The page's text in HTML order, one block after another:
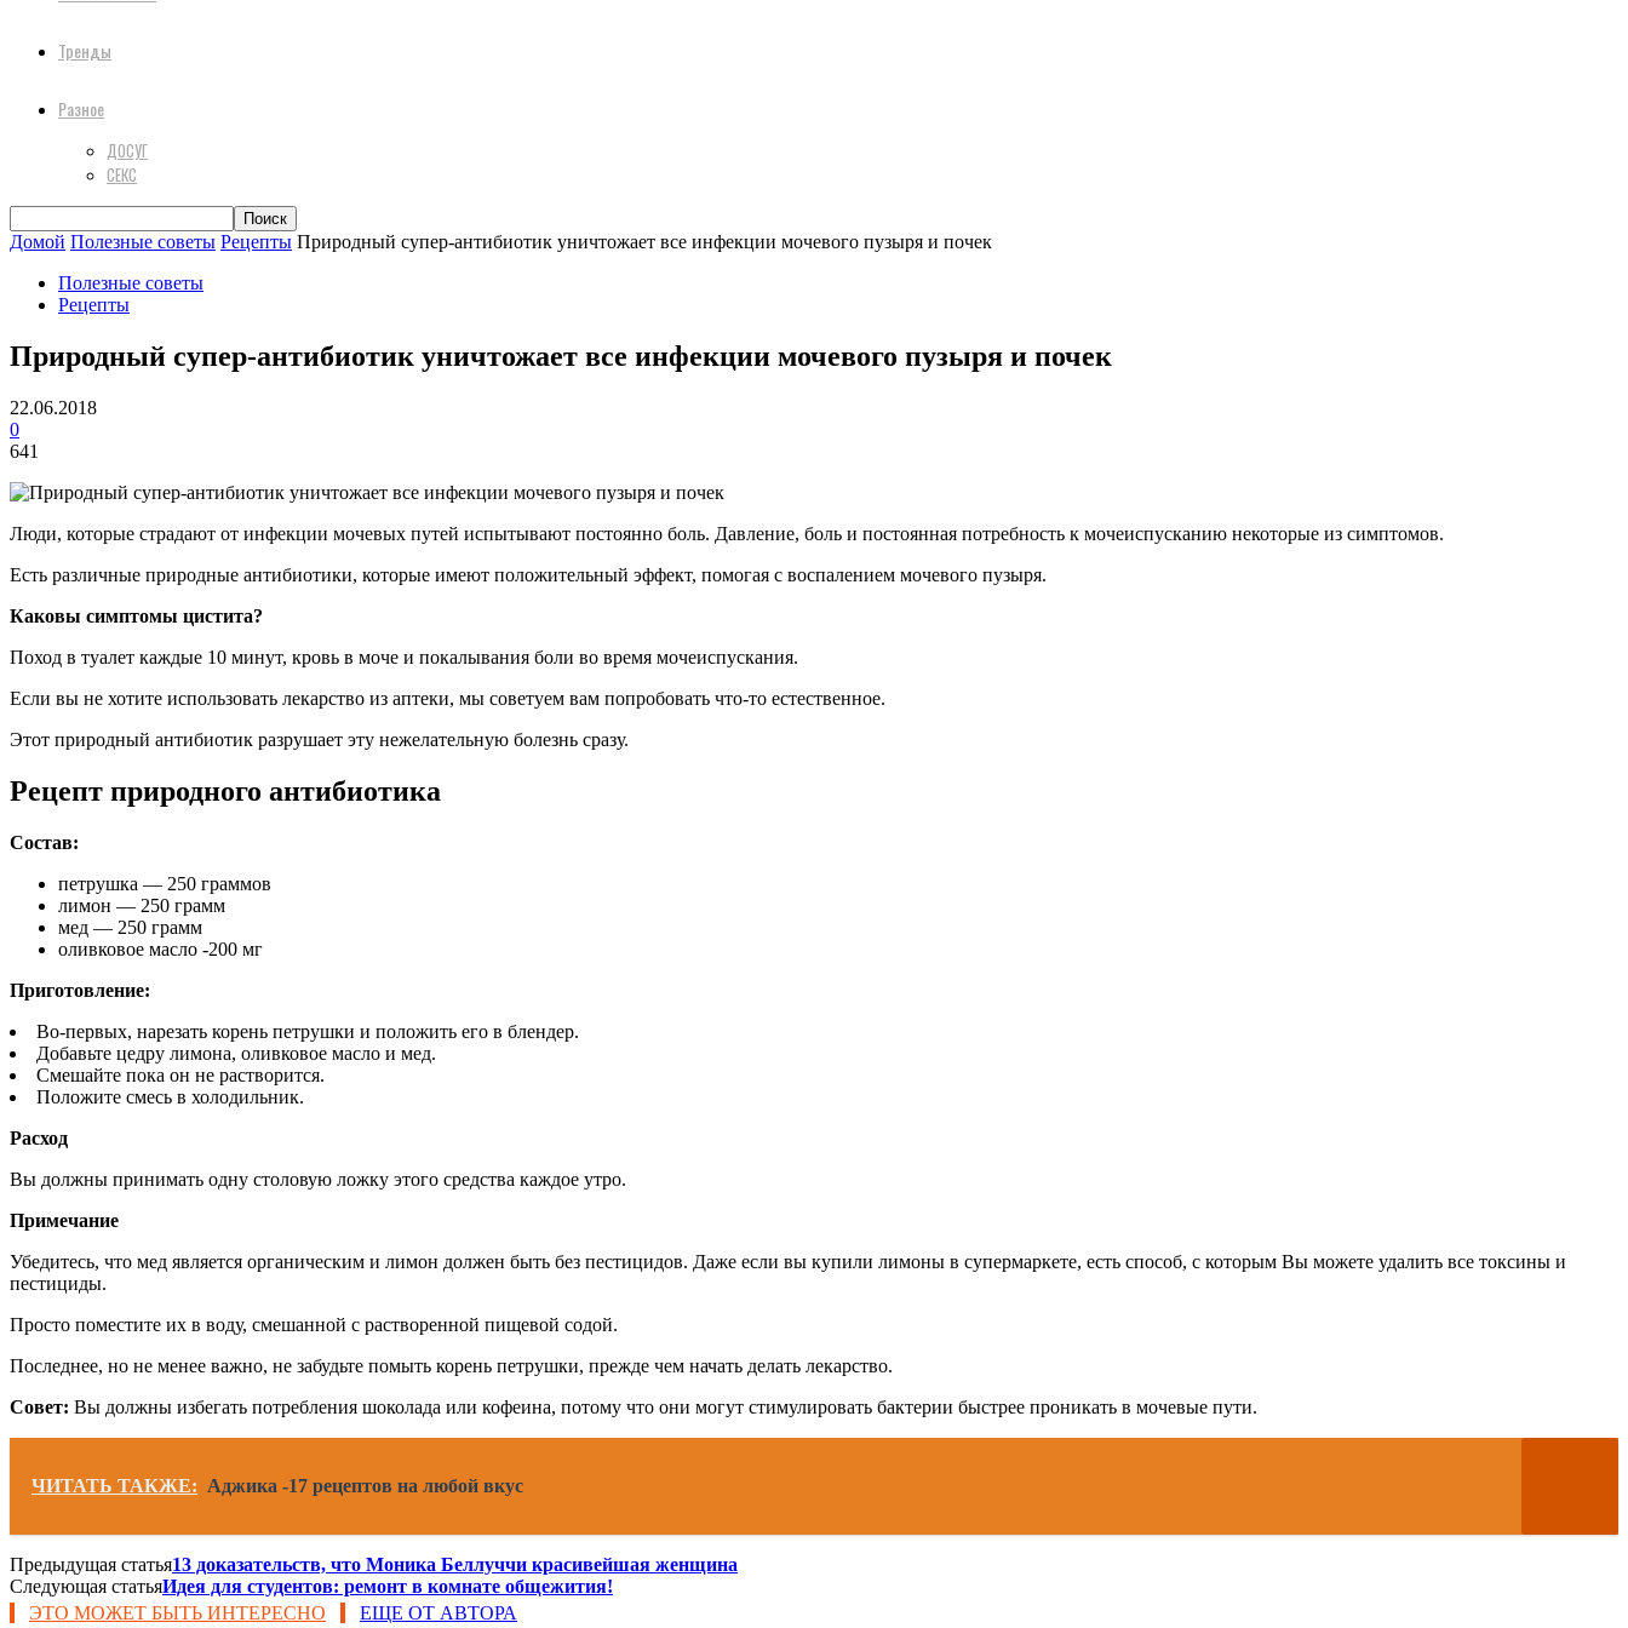
Тренды
Разное
ДОСУГ
СЕКС
Домой Полезные советы Рецепты Природный супер-антибиотик уничтожает все инфекции мочевого пузыря и почек
Полезные советы
Рецепты
Природный супер-антибиотик уничтожает все инфекции мочевого пузыря и почек
22.06.2018
0
641
Люди, которые страдают от инфекции мочевых путей испытывают постоянно боль. Давление, боль и постоянная потребность к мочеиспусканию некоторые из симптомов.
Есть различные природные антибиотики, которые имеют положительный эффект, помогая с воспалением мочевого пузыря.
Каковы симптомы цистита?
Поход в туалет каждые 10 минут, кровь в моче и покалывания боли во время мочеиспускания.
Если вы не хотите использовать лекарство из аптеки, мы советуем вам попробовать что-то естественное.
Этот природный антибиотик разрушает эту нежелательную болезнь сразу.
Рецепт природного антибиотика
Состав:
петрушка — 250 граммов
лимон — 250 грамм
мед — 250 грамм
оливковое масло -200 мг
Приготовление:
Во-первых, нарезать корень петрушки и положить его в блендер.
Добавьте цедру лимона, оливковое масло и мед.
Смешайте пока он не растворится.
Положите смесь в холодильник.
Расход
Вы должны принимать одну столовую ложку этого средства каждое утро.
Примечание
Убедитесь, что мед является органическим и лимон должен быть без пестицидов. Даже если вы купили лимоны в супермаркете, есть способ, с которым Вы можете удалить все токсины и
пестициды.
Просто поместите их в воду, смешанной с растворенной пищевой содой.
Последнее, но не менее важно, не забудьте помыть корень петрушки, прежде чем начать делать лекарство.
Совет: Вы должны избегать потребления шоколада или кофеина, потому что они могут стимулировать бактерии быстрее проникать в мочевые пути.
ЧИТАТЬ ТАКЖЕ: Аджика -17 рецептов на любой вкус
Предыдущая статья13 доказательств, что Моника Беллуччи красивейшая женщина
Следующая статьяИдея для студентов: ремонт в комнате общежития!
ЭТО МОЖЕТ БЫТЬ ИНТЕРЕСНО
ЕЩЕ ОТ АВТОРА